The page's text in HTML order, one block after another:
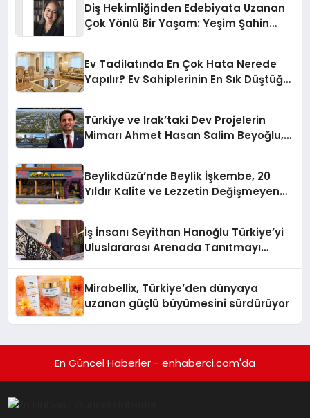
Diş Hekimliğinden Edebiyata Uzanan
Çok Yönlü Bir Yaşam: Yeşim Şahin
Ev Tadilatında En Çok Hata Nerede
Yapılır? Ev Sahiplerinin En Sık Düştüğü
Türkiye ve Irak’taki Dev Projelerin
Mimarı Ahmet Hasan Salim Beyoğlu,
Hayata Geçirecek
Beylikdüzü’nde Beylik İşkembe, 20
Yıldır Kalite ve Lezzetin Değişmeyen
İş İnsanı Seyithan Hanoğlu Türkiye’yi
Uluslararası Arenada Tanıtmayı
Mirabellix, Türkiye’den dünyaya
uzanan güçlü büyümesini sürdürüyor
En Güncel Haberler - enhaberci.com'da